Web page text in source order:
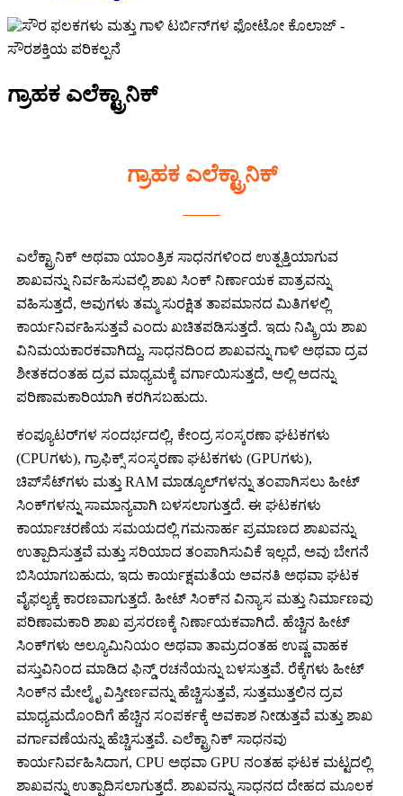
ಗ್ರಾಹಕ ಎಲೆಕ್ಟ್ರಾನಿಕ್
ಗ್ರಾಹಕ ಎಲೆಕ್ಟ್ರಾನಿಕ್
ಎಲೆಕ್ಟ್ರಾನಿಕ್ ಅಥವಾ ಯಾಂತ್ರಿಕ ಸಾಧನಗಳಿಂದ ಉತ್ಪತ್ತಿಯಾಗುವ
ಶಾಖವನ್ನು ನಿರ್ವಹಿಸುವಲ್ಲಿ ಶಾಖ ಸಿಂಕ್ ನಿರ್ಣಾಯಕ ಪಾತ್ರವನ್ನು
ವಹಿಸುತ್ತದೆ, ಅವುಗಳು ತಮ್ಮ ಸುರಕ್ಷಿತ ತಾಪಮಾನದ ಮಿತಿಗಳಲ್ಲಿ
ಕಾರ್ಯನಿರ್ವಹಿಸುತ್ತವೆ ಎಂದು ಖಚಿತಪಡಿಸುತ್ತದೆ. ಇದು ನಿಷ್ಕ್ರಿಯ ಶಾಖ
ವಿನಿಮಯಕಾರಕವಾಗಿದ್ದು, ಸಾಧನದಿಂದ ಶಾಖವನ್ನು ಗಾಳಿ ಅಥವಾ ದ್ರವ
ಶೀತಕದಂತಹ ದ್ರವ ಮಾಧ್ಯಮಕ್ಕೆ ವರ್ಗಾಯಿಸುತ್ತದೆ, ಅಲ್ಲಿ ಅದನ್ನು
ಪರಿಣಾಮಕಾರಿಯಾಗಿ ಕರಗಿಸಬಹುದು.
ಕಂಪ್ಯೂಟರ್‌ಗಳ ಸಂದರ್ಭದಲ್ಲಿ, ಕೇಂದ್ರ ಸಂಸ್ಕರಣಾ ಘಟಕಗಳು
(CPUಗಳು), ಗ್ರಾಫಿಕ್ಸ್ ಸಂಸ್ಕರಣಾ ಘಟಕಗಳು (GPUಗಳು),
ಚಿಪ್‌ಸೆಟ್‌ಗಳು ಮತ್ತು RAM ಮಾಡ್ಯೂಲ್‌ಗಳನ್ನು ತಂಪಾಗಿಸಲು ಹೀಟ್
ಸಿಂಕ್‌ಗಳನ್ನು ಸಾಮಾನ್ಯವಾಗಿ ಬಳಸಲಾಗುತ್ತದೆ. ಈ ಘಟಕಗಳು
ಕಾರ್ಯಾಚರಣೆಯ ಸಮಯದಲ್ಲಿ ಗಮನಾರ್ಹ ಪ್ರಮಾಣದ ಶಾಖವನ್ನು
ಉತ್ಪಾದಿಸುತ್ತವೆ ಮತ್ತು ಸರಿಯಾದ ತಂಪಾಗಿಸುವಿಕೆ ಇಲ್ಲದೆ, ಅವು ಬೇಗನೆ
ಬಿಸಿಯಾಗಬಹುದು, ಇದು ಕಾರ್ಯಕ್ಷಮತೆಯ ಅವನತಿ ಅಥವಾ ಘಟಕ
ವೈಫಲ್ಯಕ್ಕೆ ಕಾರಣವಾಗುತ್ತದೆ. ಹೀಟ್ ಸಿಂಕ್‌ನ ವಿನ್ಯಾಸ ಮತ್ತು ನಿರ್ಮಾಣವು
ಪರಿಣಾಮಕಾರಿ ಶಾಖ ಪ್ರಸರಣಕ್ಕೆ ನಿರ್ಣಾಯಕವಾಗಿದೆ. ಹೆಚ್ಚಿನ ಹೀಟ್
ಸಿಂಕ್‌ಗಳು ಅಲ್ಯೂಮಿನಿಯಂ ಅಥವಾ ತಾಮ್ರದಂತಹ ಉಷ್ಣ ವಾಹಕ
ವಸ್ತುವಿನಿಂದ ಮಾಡಿದ ಫಿನ್ಡ್ ರಚನೆಯನ್ನು ಬಳಸುತ್ತವೆ. ರೆಕ್ಕೆಗಳು ಹೀಟ್
ಸಿಂಕ್‌ನ ಮೇಲ್ಮೈ ವಿಸ್ತೀರ್ಣವನ್ನು ಹೆಚ್ಚಿಸುತ್ತವೆ, ಸುತ್ತಮುತ್ತಲಿನ ದ್ರವ
ಮಾಧ್ಯಮದೊಂದಿಗೆ ಹೆಚ್ಚಿನ ಸಂಪರ್ಕಕ್ಕೆ ಅವಕಾಶ ನೀಡುತ್ತವೆ ಮತ್ತು ಶಾಖ
ವರ್ಗಾವಣೆಯನ್ನು ಹೆಚ್ಚಿಸುತ್ತವೆ. ಎಲೆಕ್ಟ್ರಾನಿಕ್ ಸಾಧನವು
ಕಾರ್ಯನಿರ್ವಹಿಸಿದಾಗ, CPU ಅಥವಾ GPU ನಂತಹ ಘಟಕ ಮಟ್ಟದಲ್ಲಿ
ಶಾಖವನ್ನು ಉತ್ಪಾದಿಸಲಾಗುತ್ತದೆ. ಶಾಖವನ್ನು ಸಾಧನದ ದೇಹದ ಮೂಲಕ